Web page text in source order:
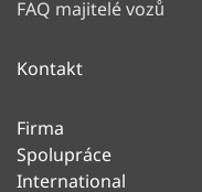
FAQ majitelé vozů
Kontakt
Firma
Spolupráce
International